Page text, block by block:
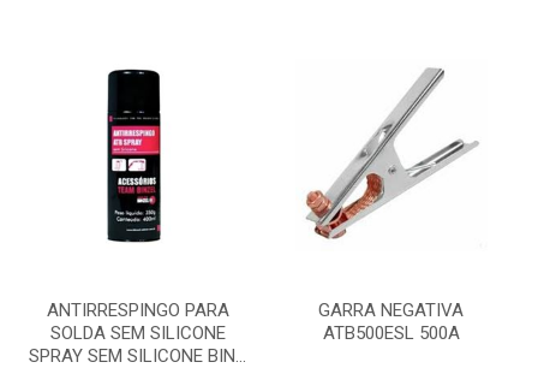
ANTIRRESPINGO PARA
SOLDA SEM SILICONE
SPRAY SEM SILICONE BIN...
GARRA NEGATIVA
ATB500ESL 500A